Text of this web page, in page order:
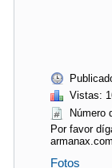
Vistas:
Número
Por favor
Fotos